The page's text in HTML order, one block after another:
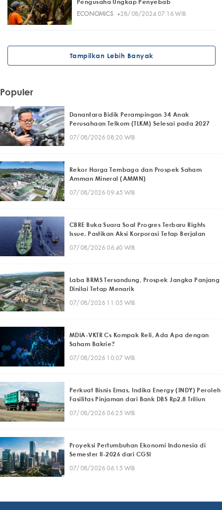
Pengusaha Ungkap Penyebab
ECONOMICS· 28/08/2024 07:16 WIB
Tampilkan Lebih Banyak
Populer
Danantara Bidik Perampingan 34 Anak
Perusahaan Telkom (TLKM) Selesai pada 2027
07/08/2026 08:20 WIB
Rekor Harga Tembaga dan Prospek Saham
Amman Mineral (AMMN)
07/08/2026 09:45 WIB
CBRE Buka Suara Soal Progres Terbaru Rights
Issue, Pastikan Aksi Korporasi Tetap Berjalan
07/08/2026 06:40 WIB
Laba BRMS Tersandung, Prospek Jangka Panjang
Dinilai Tetap Menarik
07/08/2026 11:05 WIB
MDIA-VKTR Cs Kompak Reli, Ada Apa dengan
Saham Bakrie?
07/08/2026 10:07 WIB
Perkuat Bisnis Emas, Indika Energy (INDY) Peroleh
Fasilitas Pinjaman dari Bank DBS Rp2,8 Triliun
07/08/2026 06:25 WIB
Proyeksi Pertumbuhan Ekonomi Indonesia di
Semester II-2026 dari CGSI
07/08/2026 06:15 WIB